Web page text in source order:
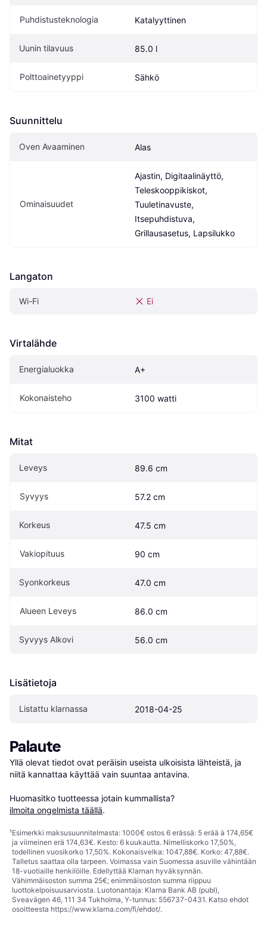
Puhdistusteknologia Katalyyttinen
Uunin tilavuus 85.0 l
Polttoainetyyppi Sähkö
Suunnittelu
Oven Avaaminen Alas
Ominaisuudet
Ajastin, Digitaalinäyttö,
Teleskooppikiskot,
Tuuletinavuste,
Itsepuhdistuva,
Grillausasetus, Lapsilukko
Langaton
Wi-Fi Ei
Virtalähde
Energialuokka A+
Kokonaisteho 3100 watti
Mitat
Leveys 89.6 cm
Syvyys 57.2 cm
Korkeus 47.5 cm
Vakiopituus 90 cm
Syonkorkeus 47.0 cm
Alueen Leveys 86.0 cm
Syvyys Alkovi 56.0 cm
Lisätietoja
Listattu klarnassa 2018-04-25
Palaute
Yllä olevat tiedot ovat peräisin useista ulkoisista lähteistä, ja
niitä kannattaa käyttää vain suuntaa antavina.
Huomasitko tuotteessa jotain kummallista?
ilmoita ongelmista täällä.
¹Esimerkki maksusuunnitelmasta: 1000€ ostos 6 erässä: 5 erää à 174,65€
ja viimeinen erä 174,63€. Kesto: 6 kuukautta. Nimelliskorko 17,50%,
todellinen vuosikorko 17,50%. Kokonaisvelka: 1047,88€. Korko: 47,88€.
Talletus saattaa olla tarpeen. Voimassa vain Suomessa asuville vähintään
18-vuotiaille henkilöille. Edellyttää Klarnan hyväksynnän.
Vähimmäisoston summa 25€; enimmäisoston summa riippuu
luottokelpoisuusarviosta. Luotonantaja: Klarna Bank AB (publ),
Sveavägen 46, 111 34 Tukholma, Y-tunnus: 556737-0431. Katso ehdot
osoitteesta https://www.klarna.com/fi/ehdot/.